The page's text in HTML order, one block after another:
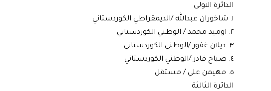
الدائرة الاولى
١. شاخوران عبدالله /الديمقراطي الكوردستاني
٢. اوميد محمد / الوطني الكوردستاني
٣. ديلان غفور /الوطني الكوردستاني
٤. صباخ قادر /الوطني الكوردستاني
٥. مهيمن علي / مستقل
الدائرة الثالثة